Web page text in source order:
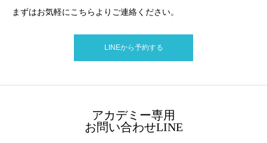
まずはお気軽にこちらよりご連絡ください。
LINEから予約する
アカデミー専用
お問い合わせLINE